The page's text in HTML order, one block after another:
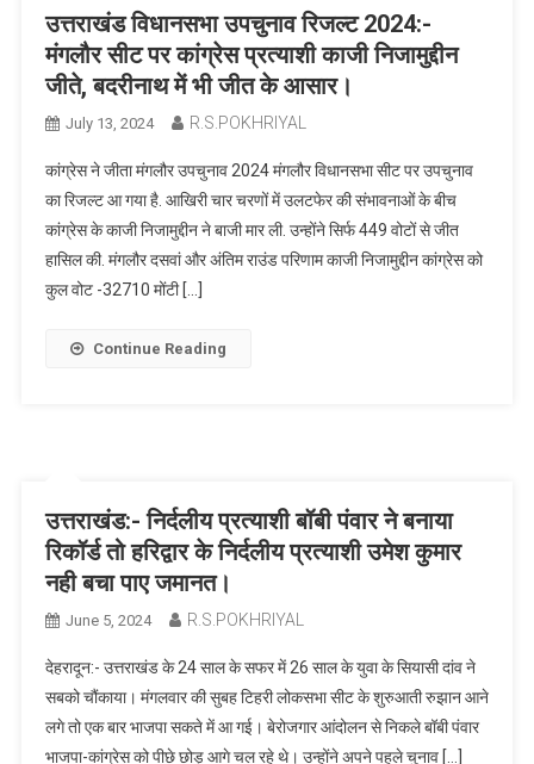
उत्तराखंड विधानसभा उपचुनाव रिजल्ट 2024:-
मंगलौर सीट पर कांग्रेस प्रत्याशी काजी निजामुद्दीन
जीते, बदरीनाथ में भी जीत के आसार।
July 13, 2024 R.S.POKHRIYAL
कांग्रेस ने जीता मंगलौर उपचुनाव 2024 मंगलौर विधानसभा सीट पर उपचुनाव
का रिजल्ट आ गया है. आखिरी चार चरणों में उलटफेर की संभावनाओं के बीच
कांग्रेस के काजी निजामुद्दीन ने बाजी मार ली. उन्होंने सिर्फ 449 वोटों से जीत
हासिल की. मंगलौर दसवां और अंतिम राउंड परिणाम काजी निजामुद्दीन कांग्रेस को
कुल वोट -32710 मोंटी […]
Continue Reading
उत्तराखंड:- निर्दलीय प्रत्याशी बॉबी पंवार ने बनाया
रिकॉर्ड तो हरिद्वार के निर्दलीय प्रत्याशी उमेश कुमार
नही बचा पाए जमानत।
June 5, 2024 R.S.POKHRIYAL
देहरादून:- उत्तराखंड के 24 साल के सफर में 26 साल के युवा के सियासी दांव ने
सबको चौंकाया। मंगलवार की सुबह टिहरी लोकसभा सीट के शुरुआती रुझान आने
लगे तो एक बार भाजपा सकते में आ गई। बेरोजगार आंदोलन से निकले बॉबी पंवार
भाजपा-कांग्रेस को पीछे छोड़ आगे चल रहे थे। उन्होंने अपने पहले चुनाव […]